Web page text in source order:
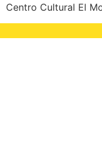
Centro Cultural El